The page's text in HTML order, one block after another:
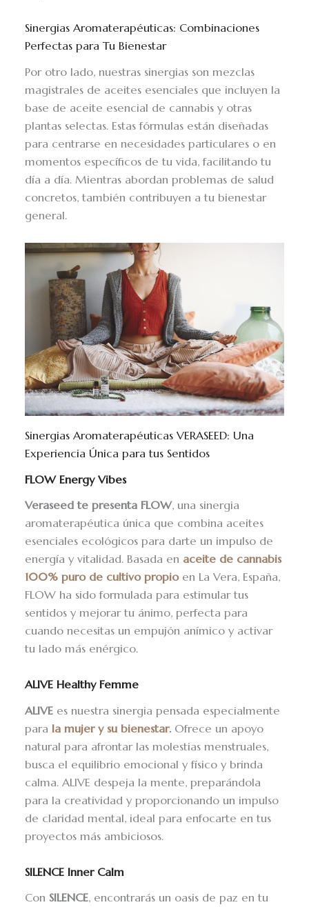
Sinergias Aromaterapéuticas: Combinaciones
Perfectas para Tu Bienestar
Por otro lado, nuestras sinergias son mezclas
magistrales de aceites esenciales que incluyen la
base de aceite esencial de cannabis y otras
plantas selectas. Estas fórmulas están diseñadas
para centrarse en necesidades particulares o en
momentos específicos de tu vida, facilitando tu
día a día. Mientras abordan problemas de salud
concretos, también contribuyen a tu bienestar
general.
Sinergias Aromaterapéuticas VERASEED: Una
Experiencia Única para tus Sentidos
FLOW Energy Vibes
Veraseed te presenta FLOW, una sinergia
aromaterapéutica única que combina aceites
esenciales ecológicos para darte un impulso de
energía y vitalidad. Basada en aceite de cannabis
100% puro de cultivo propio en La Vera, España,
FLOW ha sido formulada para estimular tus
sentidos y mejorar tu ánimo, perfecta para
cuando necesitas un empujón anímico y activar
tu lado más enérgico.
ALIVE Healthy Femme
ALIVE es nuestra sinergia pensada especialmente
parala mujer y su bienestar. Ofrece un apoyo
natural para afrontar las molestias menstruales,
busca el equilibrio emocional y físico y brinda
calma. ALIVE despeja la mente, preparándola
para la creatividad y proporcionando un impulso
de claridad mental, ideal para enfocarte en tus
proyectos más ambiciosos.
SILENCE Inner Calm
Con SILENCE, encontrarás un oasis de paz en tu